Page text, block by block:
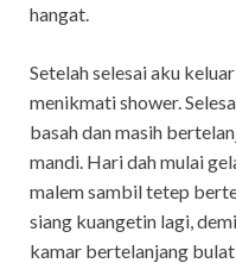
hangat.
Setelah selesai aku
menikmati shower.
basah dan masih
mandi. Hari dah mulai
malem sambil tetep
siang kuangetin lagi,
kamar bertelanjang